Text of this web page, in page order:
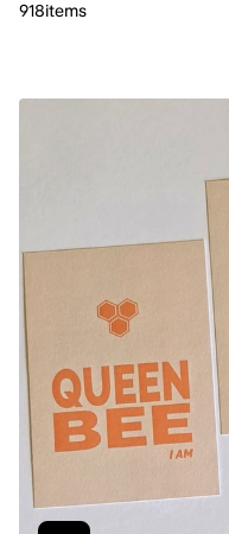
918items